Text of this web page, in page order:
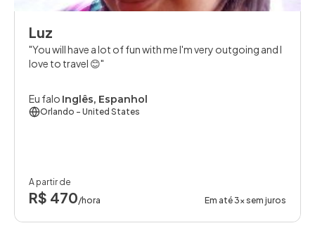
Luz
You will have a lot of fun with me I'm very outgoing and I
love to travel 😊
Eu falo Inglês, Espanhol
Orlando - United States
A partir de
R$ 470/hora Em até 3x sem juros